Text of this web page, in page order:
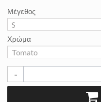
Μέγεθος
Χρώμα
-